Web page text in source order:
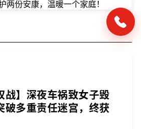
两份安康，温暖一个家庭！
战】深夜车祸致女子毁
破多重责任迷宫，终获